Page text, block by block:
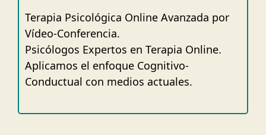
Terapia Psicológica Online Avanzada por
Vídeo-Conferencia.
Psicólogos Expertos en Terapia Online.
Aplicamos el enfoque Cognitivo-
Conductual con medios actuales.